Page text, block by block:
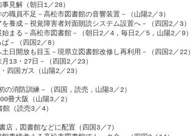
見解（朝日1／28）
職員不足－高松市図書館の音響装置－（山陽2／3）
養成－視覚障害者対面朗読システム設置へ－（四国2／3）
まる－高松市図書館－（朝日2／4，毎日2／5，山陽2／9）
－（四国2／8）
日開放も目玉－現県立図書館改修し再利用－（四国2／22）
13・27日－（四国2／23）
四国ガス（山陽2／23）
消防訓練－（四国，読売，山陽3／2）
冊大阪（山陽3／2）
（読売3／4）
，図書館などに配置（四国3／7）